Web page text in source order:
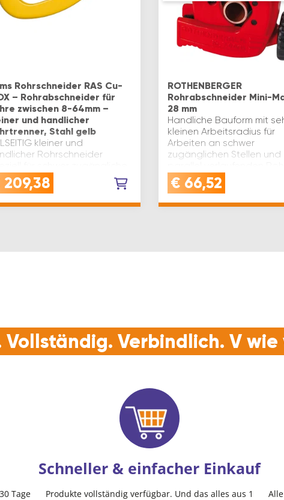
Rohrschneider RAS Cu-
– Rohrabschneider für
zwischen 8-64mm –
und handlicher
Stahl gelb
kleiner und
Rohrschneider
- für Rohrdurchmesser
8-64mm | 3/8" - 2 1/2"
209,38
ROTHENBERGER
Rohrabschneider Mini-
28 mm
Handliche Bauform mit
kleinen Arbeitsradius für
Arbeiten an schwer
zugänglichen Stellen und
Marke: Rothenberger
Produktart:
€ 66,52
Vollständig. Verbindlich. V
Tage
Schneller & einfacher Einkauf
Produkte vollständig verfügbar. Und das alles aus 1